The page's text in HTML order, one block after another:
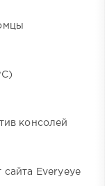
консолей
Everyeye